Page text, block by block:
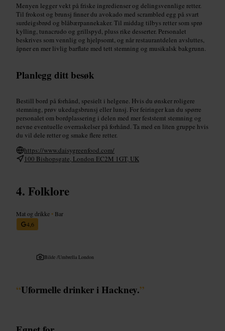
Menyen legger vekt på friske ingredienser og delingsvennlige retter.
Til frokost og brunsj finner du avokado med scrambled egg på svart
surdeigsbrød og blåbærpannekaker. Til middag tilbys retter som sprø
kylling, tunacrudo og grillspyd, pluss rike desserter. Personalet
beskrives som vennlig og hjelpsomt, og når restaurantdelen avsluttes,
åpner en mer livlig barflate med tett stemning og musikalsk bakgrunn.
Planlegg ditt besøk
Bestill bord på forhånd, spesielt i helgene. Hvis du ønsker roligere
stemning, prøv ukedagsbrunsj eller lunsj. For feiringer kan du spørre
personalet om bordplassering i delen med mer feststemt stemning og
nevne eventuelle overraskelser på forhånd. Ta med en liten gruppe hvis
du vil dele retter og smake flere retter.
https://www.daisygreenfood.com/
100 Bishopsgate, London EC2M 1GT, UK
Folklore
Mat og drikke • Bar
4,6
Bilde /Umbrella London
“Uformelle drinker i Hackney.”